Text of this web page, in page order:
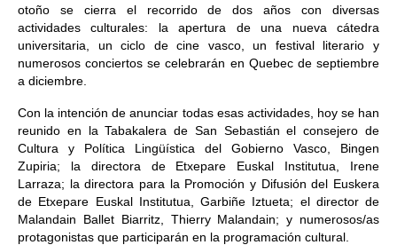
otoño se cierra el recorrido de dos años con diversas
actividades culturales: la apertura de una nueva cátedra
universitaria, un ciclo de cine vasco, un festival literario y
numerosos conciertos se celebrarán en Quebec de septiembre
a diciembre.
Con la intención de anunciar todas esas actividades, hoy se han
reunido en la Tabakalera de San Sebastián el consejero de
Cultura y Política Lingüística del Gobierno Vasco, Bingen
Zupiria; la directora de Etxepare Euskal Institutua, Irene
Larraza; la directora para la Promoción y Difusión del Euskera
de Etxepare Euskal Institutua, Garbiñe Iztueta; el director de
Malandain Ballet Biarritz, Thierry Malandain; y numerosos/as
protagonistas que participarán en la programación cultural.